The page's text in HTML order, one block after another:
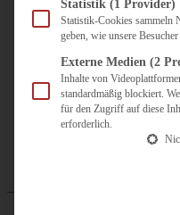
ÜBER MICH
Statistik (1 Provider)
Statistik-Cookies sammeln
geben, wie unsere
Externe Medien (2
Inhalte von
standardmäßig blockiert.
für den Zugriff auf diese
erforderlich.